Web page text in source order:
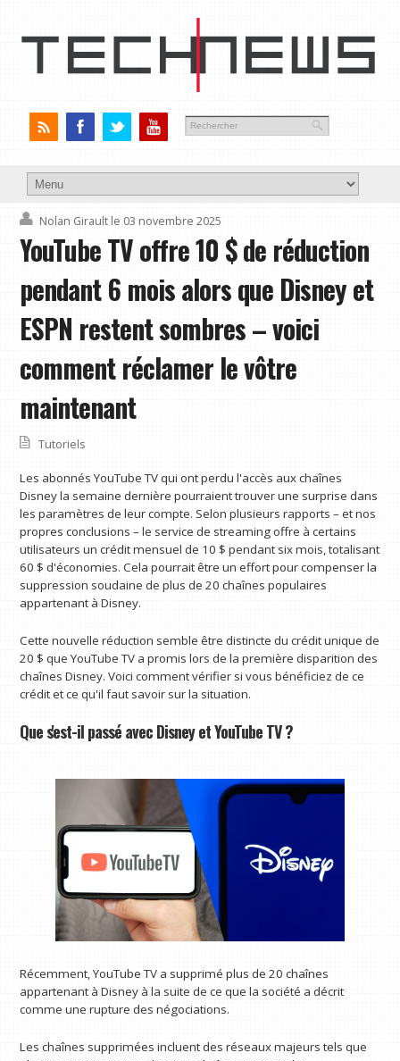
Nolan Girault le 03 novembre 2025
YouTube TV offre 10 $ de réduction
pendant 6 mois alors que Disney et
ESPN restent sombres – voici
comment réclamer le vôtre
maintenant
Tutoriels
Les abonnés YouTube TV qui ont perdu l'accès aux chaînes
Disney la semaine dernière pourraient trouver une surprise dans
les paramètres de leur compte. Selon plusieurs rapports – et nos
propres conclusions – le service de streaming offre à certains
utilisateurs un crédit mensuel de 10 $ pendant six mois, totalisant
60 $ d'économies. Cela pourrait être un effort pour compenser la
suppression soudaine de plus de 20 chaînes populaires
appartenant à Disney.
Cette nouvelle réduction semble être distincte du crédit unique de
20 $ que YouTube TV a promis lors de la première disparition des
chaînes Disney. Voici comment vérifier si vous bénéficiez de ce
crédit et ce qu'il faut savoir sur la situation.
Que s'est-il passé avec Disney et YouTube TV ?
Récemment, YouTube TV a supprimé plus de 20 chaînes
appartenant à Disney à la suite de ce que la société a décrit
comme une rupture des négociations.
Les chaînes supprimées incluent des réseaux majeurs tels que